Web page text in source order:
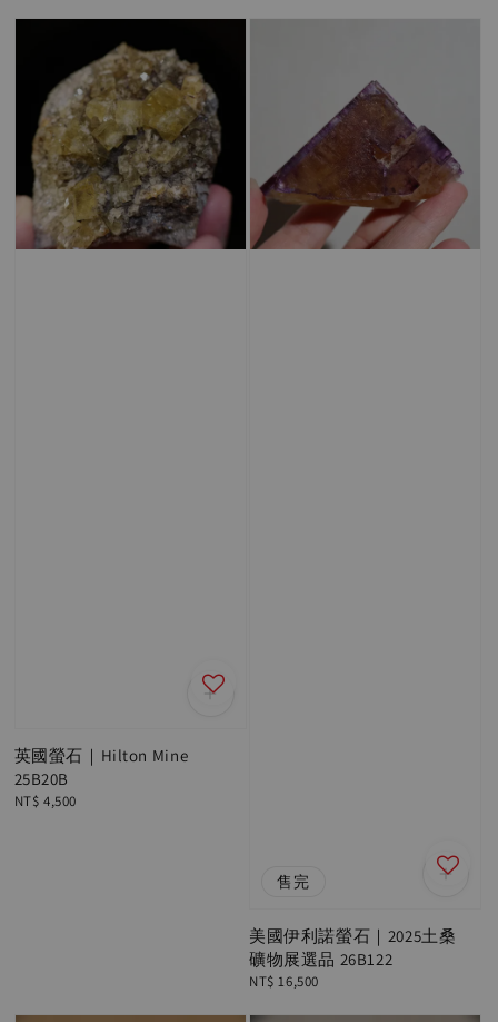
英國螢石｜Hilton Mine
25B20B
Regular
NT$ 4,500
售完
美國伊利諾螢石｜2025土桑
礦物展選品 26B122
Regular
NT$ 16,500